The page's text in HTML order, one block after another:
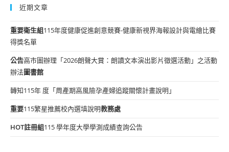
近期文章
重要衛生組115年度健康促進創意競賽-健康新視界海報設計與電繪比賽
得獎名單
公告高市圖辦理「2026朗聲大賞：朗讀文本演出影片徵選活動」之活動
辦法圖書館
轉知115年 度「周產期高風險孕產婦追蹤關懷計畫說明」
重要115繁星推薦校內選填說明教務處
HOT註冊組115 學年度大學學測成績查詢公告